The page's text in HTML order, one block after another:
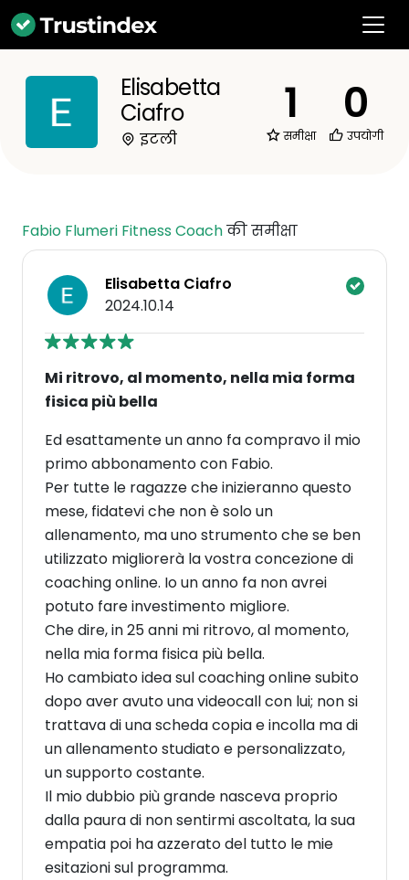
Elisabetta
Ciafro
इटली
1
समीक्षा
0
उपयोगी
Fabio Flumeri Fitness Coachकी समीक्षा
Elisabetta Ciafro
2024.10.14
Mi ritrovo, al momento, nella mia forma
fisica più bella
Ed esattamente un anno fa compravo il mio
primo abbonamento con Fabio.
Per tutte le ragazze che inizieranno questo
mese, fidatevi che non è solo un
allenamento, ma uno strumento che se ben
utilizzato migliorerà la vostra concezione di
coaching online. Io un anno fa non avrei
potuto fare investimento migliore.
Che dire, in 25 anni mi ritrovo, al momento,
nella mia forma fisica più bella.
Ho cambiato idea sul coaching online subito
dopo aver avuto una videocall con lui; non si
trattava di una scheda copia e incolla ma di
un allenamento studiato e personalizzato,
un supporto costante.
Il mio dubbio più grande nasceva proprio
dalla paura di non sentirmi ascoltata, la sua
empatia poi ha azzerato del tutto le mie
esitazioni sul programma.